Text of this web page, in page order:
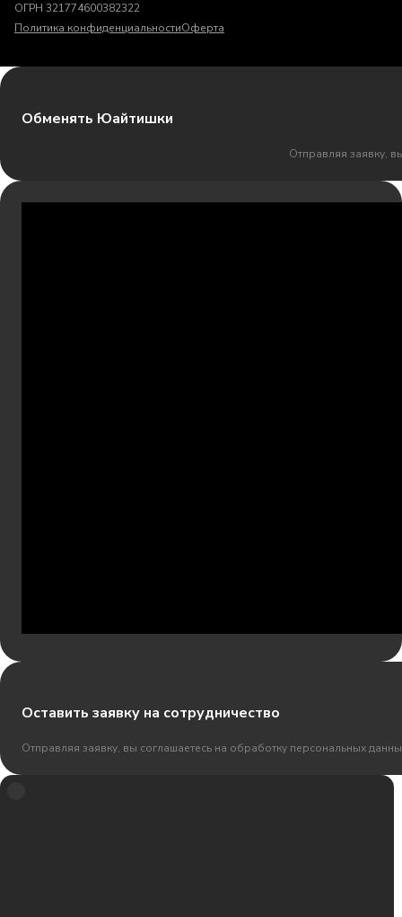
ОГРН 321774600382322
Политика конфиденциальностиОферта
Обменять Юайтишки
Отправляя заявку,
Оставить заявку на сотрудничество
Отправляя заявку, вы соглашаетесь на обработку персональных